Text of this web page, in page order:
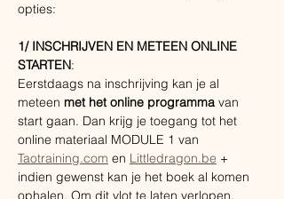
opties:
1/ INSCHRIJVEN EN METEEN ONLINE
STARTEN:
Eerstdaags na inschrijving kan je al
meteen met het online programma van
start gaan. Dan krijg je toegang tot het
online materiaal MODULE 1 van
Taotraining.com en Littledragon.be +
indien gewenst kan je het boek al komen
ophalen. Om dit vlot te laten verlopen,